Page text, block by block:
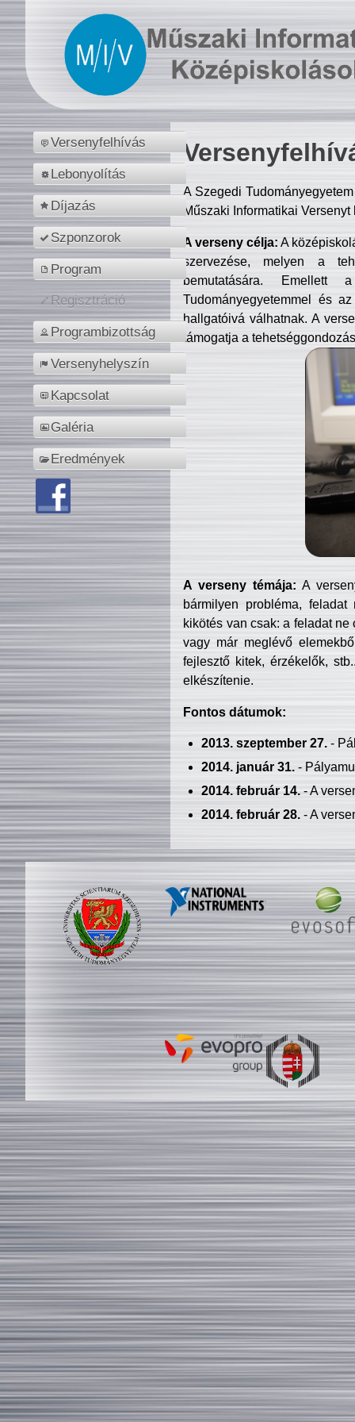
Versenyfelhívás
Lebonyolítás
Díjazás
Szponzorok
Program
Regisztráció
Programbizottság
Versenyhelyszín
Kapcsolat
Galéria
Eredmények
A Szegedi
Műszaki Informatikai
A verseny célja: A
szervezése, melyen a
bemutatására. Emellett
Tudományegyetemmel és
hallgatóivá válhatnak. A
támogatja a
A verseny témája: A
bármilyen probléma, feladat
kikötés van csak: a feladat
vagy már meglévő
fejlesztő kitek, érzékelők,
elkészítenie.
Fontos dátumok:
2013. szeptember 27.-
2014. január 31.-
2014. február 14.- A
2014. február 28.- A